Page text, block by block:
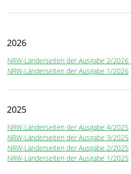
2026
NRW-Länderseiten der Ausgabe 2/2026
NRW-Länderseiten der Ausgabe 1/2026
2025
NRW-Länderseiten der Ausgabe 4/2025
NRW-Länderseiten der Ausgabe 3/2025
NRW-Länderseiten der Ausgabe 2/2025
NRW-Länderseiten der Ausgabe 1/2025